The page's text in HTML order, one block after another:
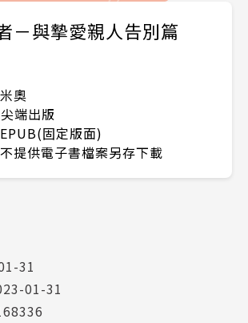
－與摯愛親人告別篇
米奧
尖端出版
EPUB(固定版面)
不提供電子書檔案另存下載
31
01-31